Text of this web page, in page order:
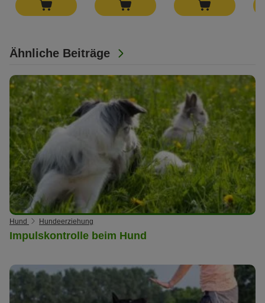
Ähnliche Beiträge
Hund Hundeerziehung
Impulskontrolle beim Hund